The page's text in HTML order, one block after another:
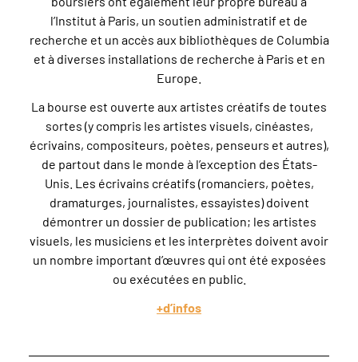
l’Institut à Paris, un soutien administratif et de
recherche et un accès aux bibliothèques de Columbia
et à diverses installations de recherche à Paris et en
Europe.
La bourse est ouverte aux artistes créatifs de toutes
sortes (y compris les artistes visuels, cinéastes,
écrivains, compositeurs, poètes, penseurs et autres),
de partout dans le monde à l’exception des États-
Unis. Les écrivains créatifs (romanciers, poètes,
dramaturges, journalistes, essayistes) doivent
démontrer un dossier de publication; les artistes
visuels, les musiciens et les interprètes doivent avoir
un nombre important d’œuvres qui ont été exposées
ou exécutées en public.
+d’infos